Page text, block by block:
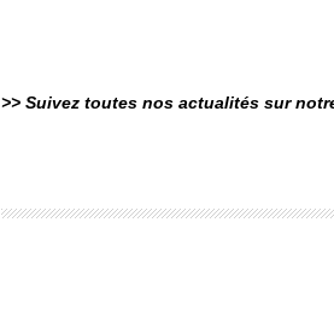
>> Suivez toutes nos actualités sur